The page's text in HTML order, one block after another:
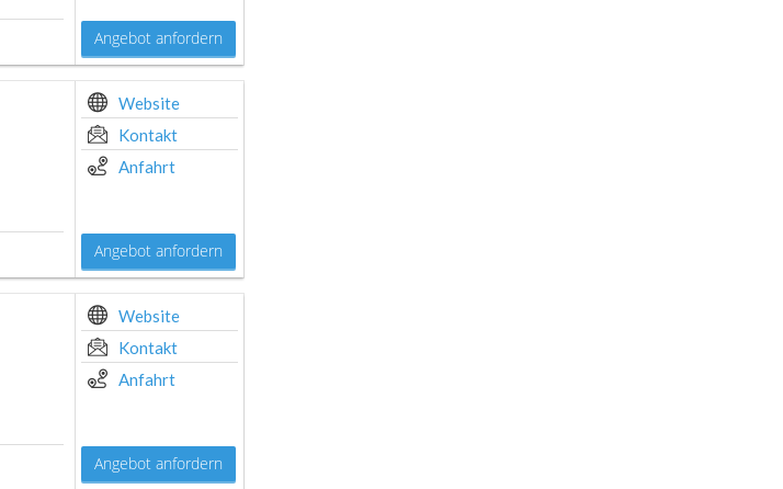
Angebot anfordern
Website
Kontakt
Anfahrt
Angebot anfordern
Website
Kontakt
Anfahrt
Angebot anfordern